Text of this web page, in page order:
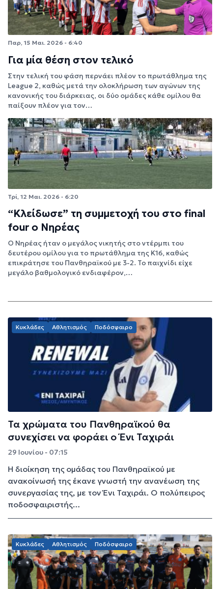
Παρ, 15 Μαι. 2026 - 6:40
Για μία θέση στον τελικό
Στην τελική του φάση περνάει πλέον το πρωτάθλημα της
League 2, καθώς μετά την ολοκλήρωση των αγώνων της
κανονικής του διάρκειας, οι δύο ομάδες κάθε ομίλου θα
παίξουν πλέον για τον…
Τρί, 12 Μαι. 2026 - 6:20
“Κλείδωσε” τη συμμετοχή του στο final
four o Νηρέας
Ο Νηρέας ήταν ο μεγάλος νικητής στο ντέρμπι του
δευτέρου ομίλου για το πρωτάθλημα της Κ16, καθώς
επικράτησε του Πανθηραϊκού με 3-2. Το παιχνίδι είχε
μεγάλο βαθμολογικό ενδιαφέρον,…
Κυκλάδες Αθλητισμός Ποδόσφαιρο
Τα χρώματα του Πανθηραϊκού θα
συνεχίσει να φοράει ο Ένι Ταχιράι
29 Ιουνίου - 07:15
Η διοίκηση της ομάδας του Πανθηραϊκού με
ανακοίνωσή της έκανε γνωστή την ανανέωση της
συνεργασίας της, με τον Ένι Ταχιράι. Ο πολύπειρος
ποδοσφαιριστής...
Κυκλάδες Αθλητισμός Ποδόσφαιρο